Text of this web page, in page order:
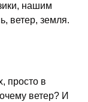
нашим
ветер, земля.
просто в
ветер? И